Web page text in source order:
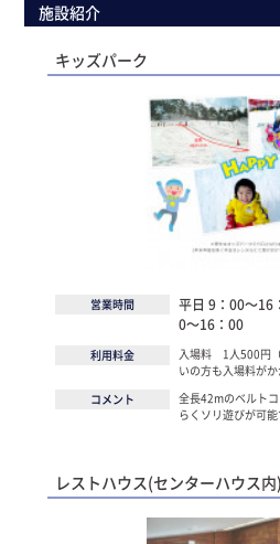
施設紹介
キッズパーク
営業時間
平日 9：00～16
0～16：00
利用料金
入場料 1人500円
いの方も入場料が
コメント
全長42mのベルト
らくソリ遊びが可
レストハウス(センターハウス内)